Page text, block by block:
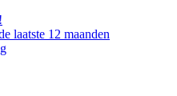
laatste 12 maanden